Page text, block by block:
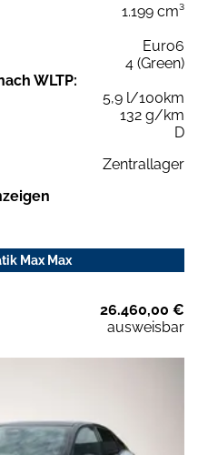
1.199 cm³
Euro6
4 (Green)
WLTP:
5,9 l/100km
132 g/km
D
Zentrallager
Max Max
26.460,00 €
ausweisbar